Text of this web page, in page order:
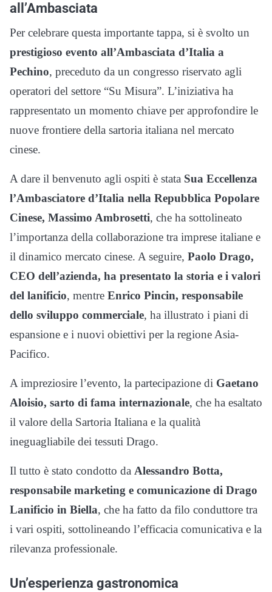
all’Ambasciata
Per celebrare questa importante tappa, si è svolto un
prestigioso evento all’Ambasciata d’Italia a
Pechino, preceduto da un congresso riservato agli
operatori del settore “Su Misura”. L’iniziativa ha
rappresentato un momento chiave per approfondire le
nuove frontiere della sartoria italiana nel mercato
cinese.
A dare il benvenuto agli ospiti è stata Sua Eccellenza
l’Ambasciatore d’Italia nella Repubblica Popolare
Cinese, Massimo Ambrosetti, che ha sottolineato
l’importanza della collaborazione tra imprese italiane e
il dinamico mercato cinese. A seguire, Paolo Drago,
CEO dell’azienda, ha presentato la storia e i valori
del lanificio, mentre Enrico Pincin, responsabile
dello sviluppo commerciale, ha illustrato i piani di
espansione e i nuovi obiettivi per la regione Asia-
Pacifico.
A impreziosire l’evento, la partecipazione di Gaetano
Aloisio, sarto di fama internazionale, che ha esaltato
il valore della Sartoria Italiana e la qualità
ineguagliabile dei tessuti Drago.
Il tutto è stato condotto da Alessandro Botta,
responsabile marketing e comunicazione di Drago
Lanificio in Biella, che ha fatto da filo conduttore tra
i vari ospiti, sottolineando l’efficacia comunicativa e la
rilevanza professionale.
Un’esperienza gastronomica